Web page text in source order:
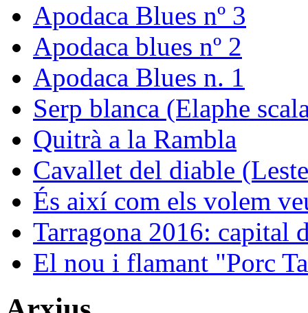
Apodaca Blues nº 3
Apodaca blues nº 2
Apodaca Blues n. 1
Serp blanca (Elaphe
Quitrà a la Rambla
Cavallet del diable
És així com els volem
Tarragona 2016: capital
El nou i flamant "Porc